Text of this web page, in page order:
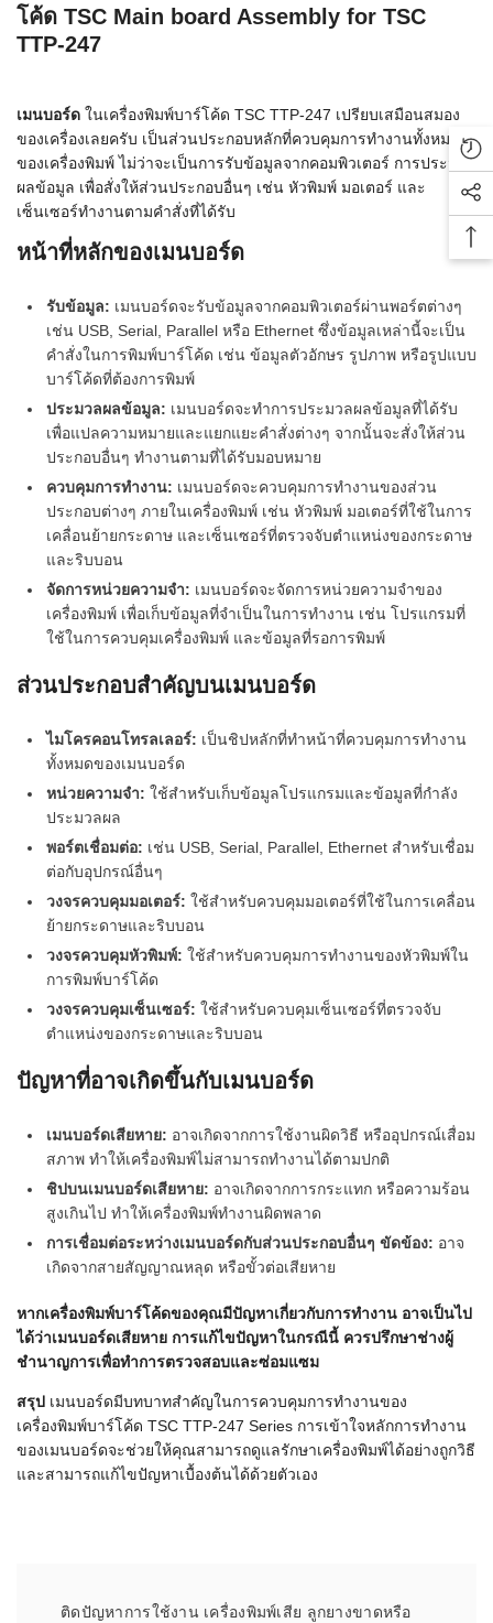
โค้ด TSC Main board Assembly for TSC
TTP-247
เมนบอร์ด ในเครื่องพิมพ์บาร์โค้ด TSC TTP-247 เปรียบเสมือนสมอง
ของเครื่องเลยครับ เป็นส่วนประกอบหลักที่ควบคุมการทำงานทั้งหมด
ของเครื่องพิมพ์ ไม่ว่าจะเป็นการรับข้อมูลจากคอมพิวเตอร์ การประมวล
ผลข้อมูล เพื่อสั่งให้ส่วนประกอบอื่นๆ เช่น หัวพิมพ์ มอเตอร์ และ
เซ็นเซอร์ทำงานตามคำสั่งที่ได้รับ
หน้าที่หลักของเมนบอร์ด
รับข้อมูล: เมนบอร์ดจะรับข้อมูลจากคอมพิวเตอร์ผ่านพอร์ตต่างๆ
เช่น USB, Serial, Parallel หรือ Ethernet ซึ่งข้อมูลเหล่านี้จะเป็น
คำสั่งในการพิมพ์บาร์โค้ด เช่น ข้อมูลตัวอักษร รูปภาพ หรือรูปแบบ
บาร์โค้ดที่ต้องการพิมพ์
ประมวลผลข้อมูล: เมนบอร์ดจะทำการประมวลผลข้อมูลที่ได้รับ
เพื่อแปลความหมายและแยกแยะคำสั่งต่างๆ จากนั้นจะสั่งให้ส่วน
ประกอบอื่นๆ ทำงานตามที่ได้รับมอบหมาย
ควบคุมการทำงาน: เมนบอร์ดจะควบคุมการทำงานของส่วน
ประกอบต่างๆ ภายในเครื่องพิมพ์ เช่น หัวพิมพ์ มอเตอร์ที่ใช้ในการ
เคลื่อนย้ายกระดาษ และเซ็นเซอร์ที่ตรวจจับตำแหน่งของกระดาษ
และริบบอน
จัดการหน่วยความจำ: เมนบอร์ดจะจัดการหน่วยความจำของ
เครื่องพิมพ์ เพื่อเก็บข้อมูลที่จำเป็นในการทำงาน เช่น โปรแกรมที่
ใช้ในการควบคุมเครื่องพิมพ์ และข้อมูลที่รอการพิมพ์
ส่วนประกอบสำคัญบนเมนบอร์ด
ไมโครคอนโทรลเลอร์: เป็นชิปหลักที่ทำหน้าที่ควบคุมการทำงาน
ทั้งหมดของเมนบอร์ด
หน่วยความจำ: ใช้สำหรับเก็บข้อมูลโปรแกรมและข้อมูลที่กำลัง
ประมวลผล
พอร์ตเชื่อมต่อ: เช่น USB, Serial, Parallel, Ethernet สำหรับเชื่อม
ต่อกับอุปกรณ์อื่นๆ
วงจรควบคุมมอเตอร์: ใช้สำหรับควบคุมมอเตอร์ที่ใช้ในการเคลื่อน
ย้ายกระดาษและริบบอน
วงจรควบคุมหัวพิมพ์: ใช้สำหรับควบคุมการทำงานของหัวพิมพ์ใน
การพิมพ์บาร์โค้ด
วงจรควบคุมเซ็นเซอร์: ใช้สำหรับควบคุมเซ็นเซอร์ที่ตรวจจับ
ตำแหน่งของกระดาษและริบบอน
ปัญหาที่อาจเกิดขึ้นกับเมนบอร์ด
เมนบอร์ดเสียหาย: อาจเกิดจากการใช้งานผิดวิธี หรืออุปกรณ์เสื่อม
สภาพ ทำให้เครื่องพิมพ์ไม่สามารถทำงานได้ตามปกติ
ชิปบนเมนบอร์ดเสียหาย: อาจเกิดจากการกระแทก หรือความร้อน
สูงเกินไป ทำให้เครื่องพิมพ์ทำงานผิดพลาด
การเชื่อมต่อระหว่างเมนบอร์ดกับส่วนประกอบอื่นๆ ขัดข้อง: อาจ
เกิดจากสายสัญญาณหลุด หรือขั้วต่อเสียหาย
หากเครื่องพิมพ์บาร์โค้ดของคุณมีปัญหาเกี่ยวกับการทำงาน อาจเป็นไป
ได้ว่าเมนบอร์ดเสียหาย การแก้ไขปัญหาในกรณีนี้ ควรปรึกษาช่างผู้
ชำนาญการเพื่อทำการตรวจสอบและซ่อมแซม
สรุป เมนบอร์ดมีบทบาทสำคัญในการควบคุมการทำงานของ
เครื่องพิมพ์บาร์โค้ด TSC TTP-247 Series การเข้าใจหลักการทำงาน
ของเมนบอร์ดจะช่วยให้คุณสามารถดูแลรักษาเครื่องพิมพ์ได้อย่างถูกวิธี
และสามารถแก้ไขปัญหาเบื้องต้นได้ด้วยตัวเอง
ติดปัญหาการใช้งาน เครื่องพิมพ์เสีย ลูกยางขาดหรือ